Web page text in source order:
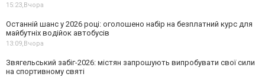
15:23, Вчора
Останній шанс у 2026 році: оголошено набір на безплатний курс для
майбутніх водійок автобусів
13:09, Вчора
Звягельський забіг-2026: містян запрошують випробувати свої сили
на спортивному святі